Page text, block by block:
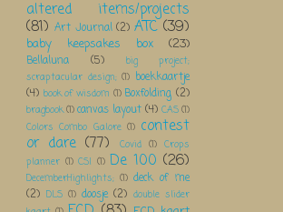
altered items/projects
(81) Art Journal (2) ATC (39)
baby keepsakes box (23)
Bellaluna (5)
big project;
scraptacular design; (1) boekkaartje
(4) book of wisdom (1) Boxfolding (2)
bragbook(1)canvas layout (4) CAS(1)
Colors Combo Galore (1) contest
or dare (77) Covid (1) Crops
planner (1) CSI (1) De 100 (26)
DecemberHighlights; (1) deck of me
(2) DLS (1) doosje (2) double slider